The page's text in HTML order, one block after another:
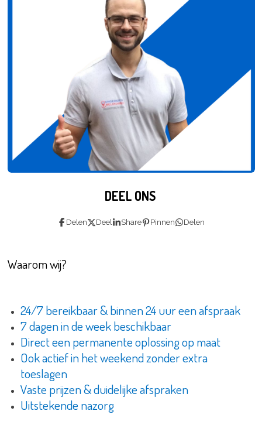
DEEL ONS
Delen Deel Share Pinnen Delen
Waarom wij?
24/7 bereikbaar & binnen 24 uur een afspraak
7 dagen in de week beschikbaar
Direct een permanente oplossing op maat
Ook actief in het weekend zonder extra
toeslagen
Vaste prijzen & duidelijke afspraken
Uitstekende nazorg